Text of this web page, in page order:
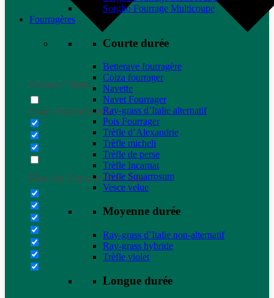
Generic filters
Exact matches only
Filter by Custom Post Type
Sorgho Fourrage Multicoupe
Fourragères
Courte durée
Betterave fourragère
Colza fourrager
Navette
Navet Fourrager
Ray-grass d’Italie alternatif
Pois Fourrager
Trèfle d’Alexandrie
Trèfle micheli
Trèfle de perse
Trèfle Incarnat
Trèfle Squarrosum
Vesce velue
Moyenne durée
Ray-grass d’Italie non-alternatif
Ray-grass hybride
Trèfle violet
Longue durée